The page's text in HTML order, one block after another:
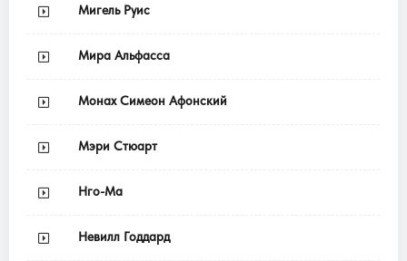
Мигель Руис
Мира Альфасса
Монах Симеон Афонский
Мэри Стюарт
Нго-Ма
Невилл Годдард